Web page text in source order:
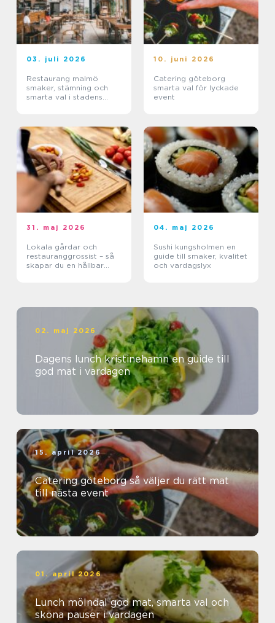
03. juli 2026
Restaurang malmö
smaker, stämning och
smarta val i stadens
10. juni 2026
Catering göteborg
smarta val för lyckade
event
31. maj 2026
Lokala gårdar och
restauranggrossist – så
skapar du en hållbar
04. maj 2026
Sushi kungsholmen en
guide till smaker, kvalitet
och vardagslyx
02. maj 2026
Dagens lunch kristinehamn en guide till
god mat i vardagen
15. april 2026
Catering göteborg så väljer du rätt mat
till nästa event
01. april 2026
Lunch mölndal god mat, smarta val och
sköna pauser i vardagen